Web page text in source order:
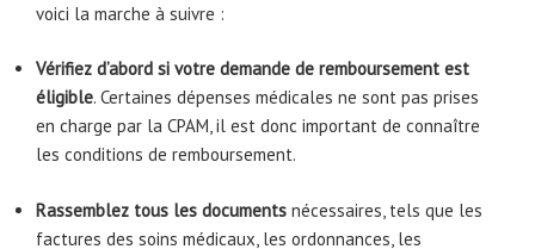
voici la marche à suivre :
Vérifiez d’abord si votre demande de remboursement est
éligible. Certaines dépenses médicales ne sont pas prises
en charge par la CPAM, il est donc important de connaître
les conditions de remboursement.
Rassemblez tous les documents nécessaires, tels que les
factures des soins médicaux, les ordonnances, les